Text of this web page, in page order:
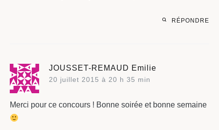
RÉPONDRE
JOUSSET-REMAUD Emilie
20 juillet 2015 à 20 h 35 min
Merci pour ce concours ! Bonne soirée et bonne semaine